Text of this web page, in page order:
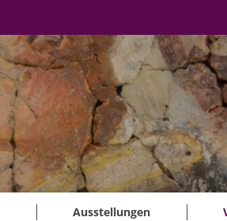
Ausstellungen